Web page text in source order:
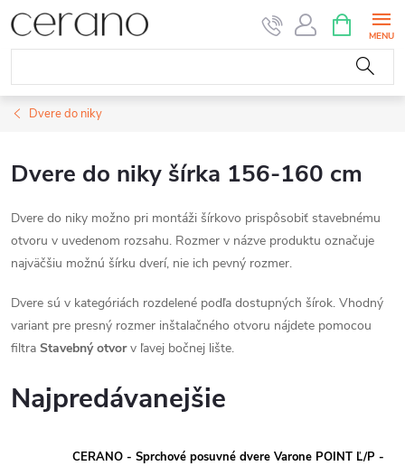
Prejsť
na
obsah
KOŠÍK
Dvere do niky
Dvere do niky šírka 156-160 cm
Dvere do niky možno pri montáži šírkovo prispôsobiť stavebnému
otvoru v uvedenom rozsahu. Rozmer v názve produktu označuje
najväčšiu možnú šírku dverí, nie ich pevný rozmer.
Dvere sú v kategóriách rozdelené podľa dostupných šírok. Vhodný
variant pre presný rozmer inštalačného otvoru nájdete pomocou
filtra Stavebný otvorv ľavej bočnej lište.
Najpredávanejšie
CERANO - Sprchové posuvné dvere Varone POINT Ľ/P -